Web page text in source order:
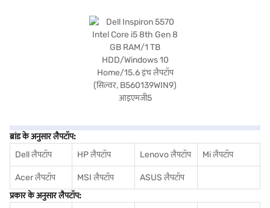
ब्रांड के अनुसार लैपटॉप:
Dell लैपटॉप
HP लैपटॉप Lenovo लैपटॉप Mi लैपटॉप
Acer लैपटॉप MSI लैपटॉप
ASUS लैपटॉप
प्रकार के अनुसार लैपटॉप: